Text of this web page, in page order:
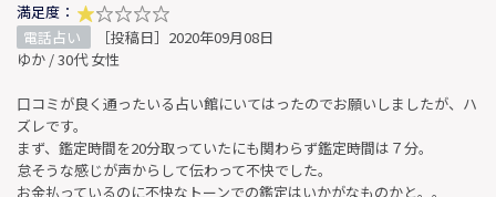
満足度：
電話占い
［投稿日］2020年09月08日
ゆか / 30代 女性
口コミが良く通ったいる占い館にいてはったのでお願いしましたが、ハ
ズレです。
まず、鑑定時間を20分取っていたにも関わらず鑑定時間は７分。
怠そうな感じが声からして伝わって不快でした。
お金払っているのに不快なトーンでの鑑定はいかがなものかと。。